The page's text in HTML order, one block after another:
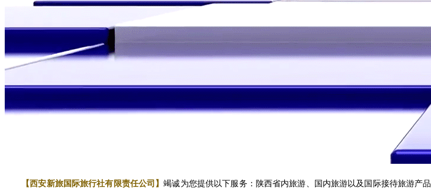
【西安新旅国际旅行社有限责任公司】竭诚为您提供以下服务：陕西省内旅游、国内旅游以及国际接待旅游产品